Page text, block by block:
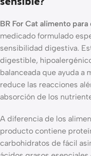
BR For Cat alimento
medicado formulado
sensibilidad digestiva.
digestible,
balanceada que ayuda a
reduce las reacciones
absorción de los
A diferencia de los
producto contiene
carbohidratos de fácil